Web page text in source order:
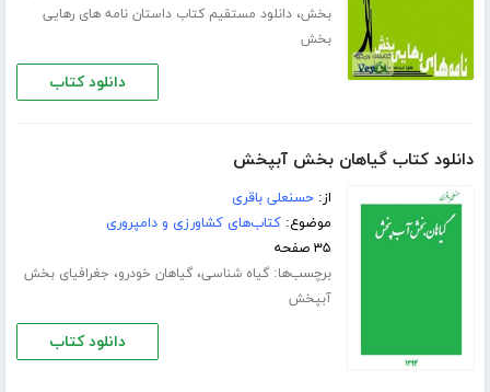
بخش،دانلود مستقیم کتاب داستان نامه های رهایی
بخش
دانلود کتاب
دانلود کتاب گیاهان بخش آبپخش
از:حسنعلی باقری
موضوع:کتاب‌های کشاورزی و دامپروری
۳۵ صفحه
برچسب‌ها:گیاه شناسی،گیاهان خودرو، جغرافیای بخش
آبپخش
دانلود کتاب